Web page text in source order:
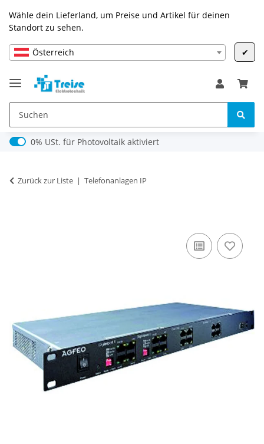
Wähle dein Lieferland, um Preise und Artikel für deinen
Standort zu sehen.
Österreich ✔
0% USt. für Photovoltaik (§ 12 Abs. 3 UStG)
0% USt. für Photovoltaik aktiviert
Zurück zur Liste Telefonanlagen IP